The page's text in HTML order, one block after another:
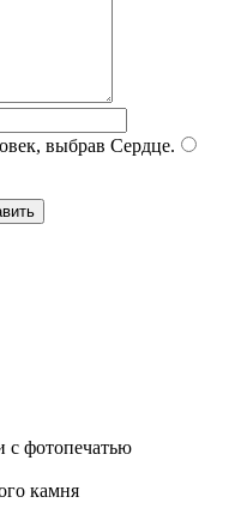
выбрав Сердце.
фотопечатью
камня